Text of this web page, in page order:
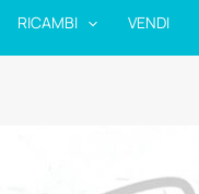
RICAMBI VENDI